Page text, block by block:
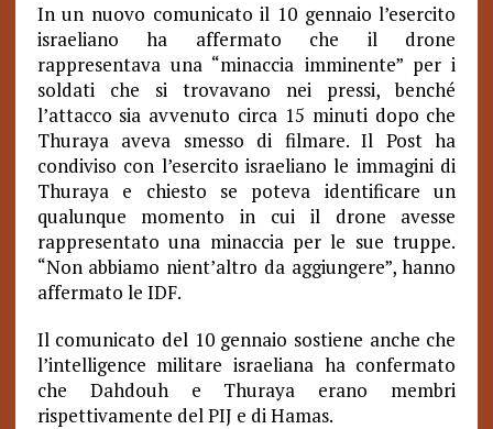
In un nuovo comunicato il 10 gennaio l’esercito
israeliano ha affermato che il drone
rappresentava una “minaccia imminente” per i
soldati che si trovavano nei pressi, benché
l’attacco sia avvenuto circa 15 minuti dopo che
Thuraya aveva smesso di filmare. Il Post ha
condiviso con l’esercito israeliano le immagini di
Thuraya e chiesto se poteva identificare un
qualunque momento in cui il drone avesse
rappresentato una minaccia per le sue truppe.
“Non abbiamo nient’altro da aggiungere”, hanno
affermato le IDF.
Il comunicato del 10 gennaio sostiene anche che
l’intelligence militare israeliana ha confermato
che Dahdouh e Thuraya erano membri
rispettivamente del PIJ e di Hamas.